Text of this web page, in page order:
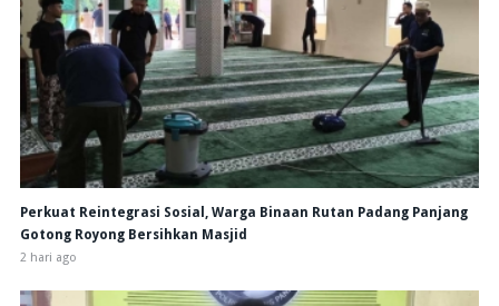
Perkuat Reintegrasi Sosial, Warga Binaan Rutan Padang Panjang
Gotong Royong Bersihkan Masjid
2 hari ago